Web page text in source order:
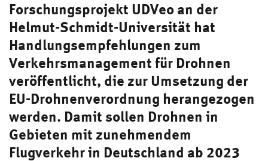
Forschungsprojekt UDVeo an der
Helmut-Schmidt-Universität hat
Handlungsempfehlungen zum
Verkehrsmanagement für Drohnen
veröffentlicht, die zur Umsetzung der
EU-Drohnenverordnung herangezogen
werden. Damit sollen Drohnen in
Gebieten mit zunehmendem
Flugverkehr in Deutschland ab 2023